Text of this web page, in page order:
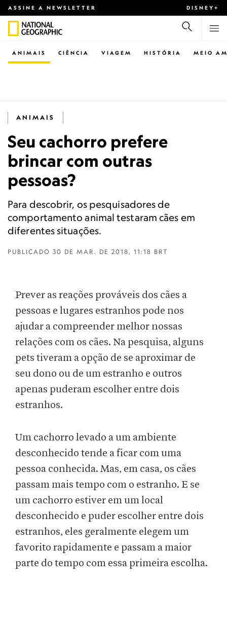
ASSINE A NEWSLETTER DISNEY+
CIÊNCIA VIAGEM
ANIMAIS HISTÓRIA MEIO
ANIMAIS
Seu cachorro prefere
brincar com outras
pessoas?
Para descobrir, os pesquisadores de
comportamento animal testaram cães em
diferentes situações.
PUBLICADO 30 DE MAR. DE 2018, 11:18 BRT
Prever as reações prováveis dos cães a
pessoas e lugares estranhos pode nos
ajudar a compreender melhor nossas
relações com os cães. Na pesquisa, alguns
pets tiveram a opção de se aproximar de
seu dono ou de um estranho e outros
apenas puderam escolher entre dois
estranhos.
Um cachorro levado a um ambiente
desconhecido tende a ficar com uma
pessoa conhecida. Mas, em casa, os cães
passam mais tempo com o estranho. E se
um cachorro estiver em um local
desconhecido e puder escolher entre dois
estranhos, eles geralmente elegem um
favorito rapidamente e passam a maior
parte do tempo com essa primeira escolha.